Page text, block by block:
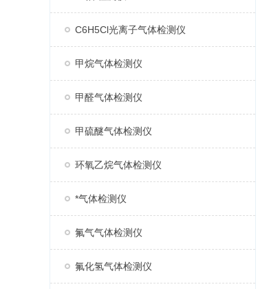
C6H5Cl光离子气体检测仪
甲烷气体检测仪
甲醛气体检测仪
甲硫醚气体检测仪
环氧乙烷气体检测仪
*气体检测仪
氟气气体检测仪
氟化氢气体检测仪